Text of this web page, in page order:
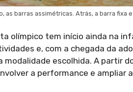
as barras assimétricas. Atrás, a barra fixa e
olímpico tem início ainda na
e, com a chegada da
modalidade escolhida. A partir
a performance e ampliar